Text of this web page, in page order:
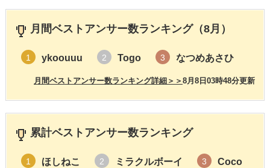
月間ベストアンサー数ランキング（8月）
1 ykoouuu 2 Togo 3 なつめあさひ
8月8日03時48分更新
月間ベストアンサー数ランキング詳細＞＞
累計ベストアンサー数ランキング
1 ほしねこ 2 ミラクルボーイ 3 Coco